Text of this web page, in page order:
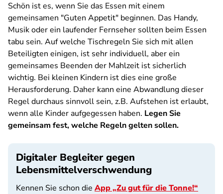
Schön ist es, wenn Sie das Essen mit einem
gemeinsamen "Guten Appetit" beginnen. Das Handy,
Musik oder ein laufender Fernseher sollten beim Essen
tabu sein. Auf welche Tischregeln Sie sich mit allen
Beteiligten einigen, ist sehr individuell, aber ein
gemeinsames Beenden der Mahlzeit ist sicherlich
wichtig. Bei kleinen Kindern ist dies eine große
Herausforderung. Daher kann eine Abwandlung dieser
Regel durchaus sinnvoll sein, z.B. Aufstehen ist erlaubt,
wenn alle Kinder aufgegessen haben. Legen Sie
gemeinsam fest, welche Regeln gelten sollen.
Digitaler Begleiter gegen
Lebensmittelverschwendung
Kennen Sie schon die App „Zu gut für die Tonne!“